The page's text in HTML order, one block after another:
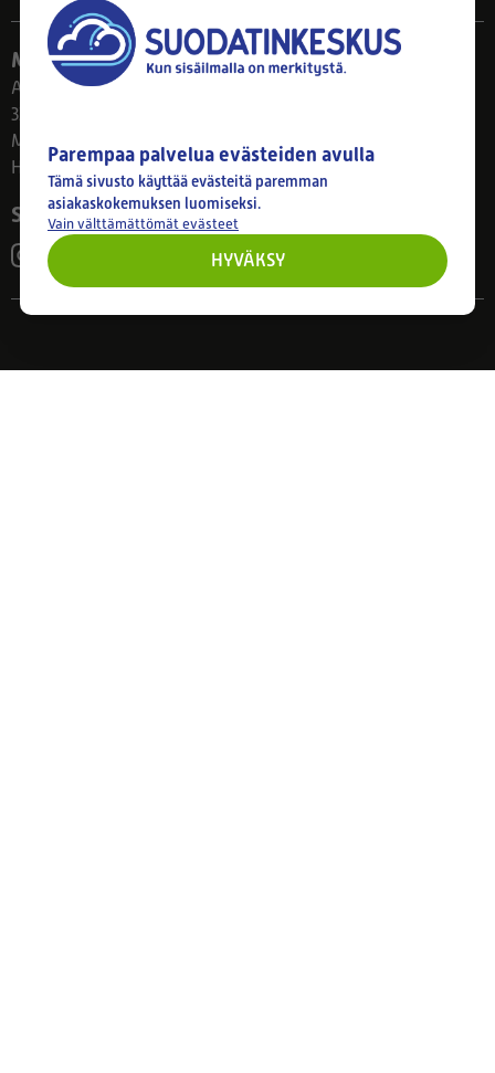
Myymälä
Ahlmanintie 61
33800 Tampere
Ma–Pe 8–17
Huom! Myymälän poikkeusaukiolot: 27.7.-21.8. klo 8-16
Seuraa meitä
Parempaa palvelua evästeiden avulla
Tämä sivusto käyttää evästeitä paremman
asiakaskokemuksen luomiseksi.
Vain välttämättömät evästeet
HYVÄKSY